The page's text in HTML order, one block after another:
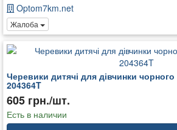
Optom7km.net
Жалоба
Черевики дитячі для дівчинки
204364T
605 грн./шт.
Есть в наличии